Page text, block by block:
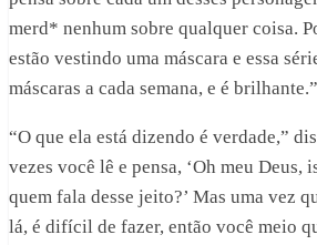
merd* nenhum sobre qualquer coisa.
estão vestindo uma máscara e essa
máscaras a cada semana, e é brilhante.”
“O que ela está dizendo é verdade,”
vezes você lê e pensa, ‘Oh meu Deus,
quem fala desse jeito?’ Mas uma vez
lá, é difícil de fazer, então você meio